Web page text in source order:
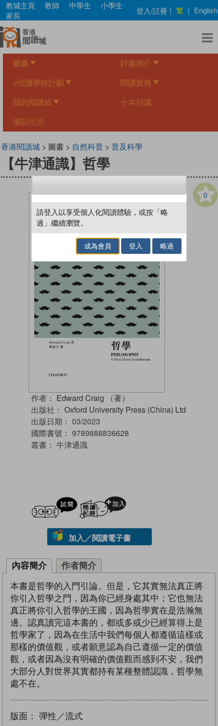
Skip
main
content
教城主頁 教師 中學生
小學生
家長
登入/註冊 | 繁 | English
圖書 好書推介
e悅讀學校計劃 閱讀服務
我的閱讀城 十本好讀
漫話生活
香港閱讀城> 圖書 > 自然科普> 普及科學
【牛津通識】哲學
0
作者： Edward Craig （著）
出版社： Oxford University Press (China) Ltd
出版日期： 03/2023
國際書號： 9789888836628
叢書： 牛津通識
試閲
加入／閱讀電子書
內容簡介 作者簡介
本書是哲學的入門引論。但是，它其實無法真正將
你引入哲學之門，因為你已經身處其中；它也無法
真正將你引入哲學的王國，因為哲學實在是浩瀚無
邊。認真讀完這本書的，都或多或少已經算得上是
哲學家了，因為在生活中我們每個人都遵循這樣或
那樣的價值觀，或者願意認為自己遵循一定的價值
觀，或者因為沒有明確的價值觀而感到不安，我們
大部分人對世界其實都持有某種整體認識，哲學無
處不在。
版面： 彈性／流式
請登入以享受個人化閱讀體驗，或按「略
過」繼續瀏覽。
成為會員 登入 略過